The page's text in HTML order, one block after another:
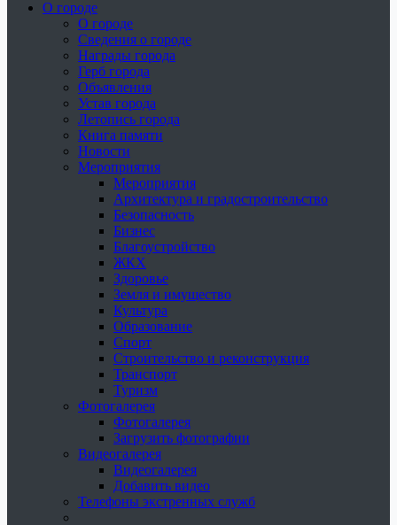
О городе
О городе
Сведения о городе
Награды города
Герб города
Объявления
Устав города
Летопись города
Книга памяти
Новости
Мероприятия
Мероприятия
Архитектура и градостроительство
Безопасность
Бизнес
Благоустройство
ЖКХ
Здоровье
Земля и имущество
Культура
Образование
Спорт
Строительство и реконструкция
Транспорт
Туризм
Фотогалерея
Фотогалерея
Загрузить фотографии
Видеогалерея
Видеогалерея
Добавить видео
Телефоны экстренных служб